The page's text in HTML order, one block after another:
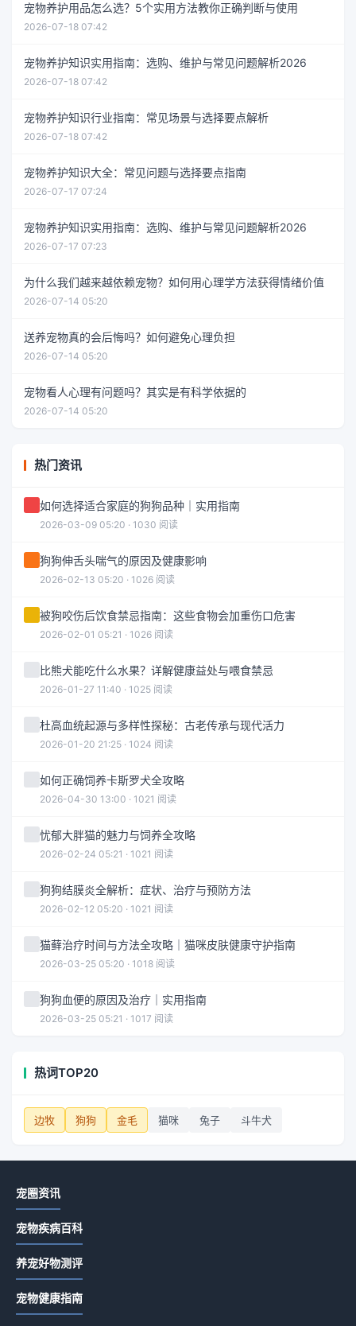
宠物养护用品怎么选？5个实用方法教你正确判断与使用
2026-07-18 07:42
宠物养护知识实用指南：选购、维护与常见问题解析2026
2026-07-18 07:42
宠物养护知识行业指南：常见场景与选择要点解析
2026-07-18 07:42
宠物养护知识大全：常见问题与选择要点指南
2026-07-17 07:24
宠物养护知识实用指南：选购、维护与常见问题解析2026
2026-07-17 07:23
为什么我们越来越依赖宠物？如何用心理学方法获得情绪价值
2026-07-14 05:20
送养宠物真的会后悔吗？如何避免心理负担
2026-07-14 05:20
宠物看人心理有问题吗？其实是有科学依据的
2026-07-14 05:20
热门资讯
如何选择适合家庭的狗狗品种｜实用指南
2026-03-09 05:20 · 1030 阅读
狗狗伸舌头喘气的原因及健康影响
2026-02-13 05:20 · 1026 阅读
被狗咬伤后饮食禁忌指南：这些食物会加重伤口危害
2026-02-01 05:21 · 1026 阅读
比熊犬能吃什么水果？详解健康益处与喂食禁忌
2026-01-27 11:40 · 1025 阅读
杜高血统起源与多样性探秘：古老传承与现代活力
2026-01-20 21:25 · 1024 阅读
如何正确饲养卡斯罗犬全攻略
2026-04-30 13:00 · 1021 阅读
忧郁大胖猫的魅力与饲养全攻略
2026-02-24 05:21 · 1021 阅读
狗狗结膜炎全解析：症状、治疗与预防方法
2026-02-12 05:20 · 1021 阅读
猫藓治疗时间与方法全攻略｜猫咪皮肤健康守护指南
2026-03-25 05:20 · 1018 阅读
狗狗血便的原因及治疗｜实用指南
2026-03-25 05:21 · 1017 阅读
热词TOP20
边牧 狗狗 金毛 猫咪 兔子 斗牛犬
宠圈资讯
宠物疾病百科
养宠好物测评
宠物健康指南